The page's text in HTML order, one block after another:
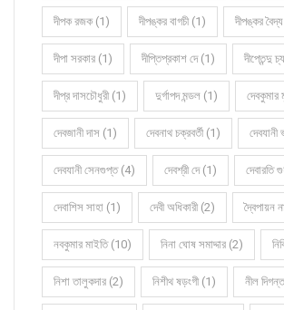
দীপক রজক (1) দীপঙ্কর বাগচী (1) দীপঙ্কর
দীপা সরকার (1) দীপ্তিপ্রকাশ দে (1) দীপ্তেন্দু
দীপ্র দাসচৌধুরী (1) দুর্গাপদ মন্ডল (1)
দেবজানী দাস (1) দেবনাথ চক্রবর্তী (1) দেবযানী
দেবযানী সেনগুপ্ত (4) দেবশ্রী দে (1) দেবারতি
দেবাশিস সাহা (1) দেবী অধিকারী (2) দ্বৈপায়ন
নবকুমার মাইতি (10) নিনা ঘোষ সমাদ্দার (2)
নিশা তালুকদার (2) নিশীথ ষড়ংগী (1) নীল